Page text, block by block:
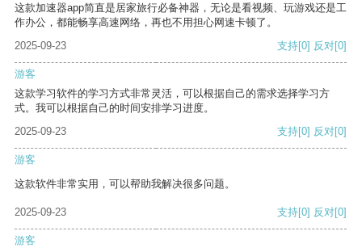
这款加速器app简直是居家旅行必备神器，无论是看视频、玩游戏还是工
作办公，都能畅享高速网络，再也不用担心网速卡顿了。
2025-09-23
支持[0] 反对[0]
游客
这款学习软件的学习方式非常灵活，可以根据自己的需求选择学习方
式。我可以根据自己的时间安排学习进度。
2025-09-23
支持[0] 反对[0]
游客
这款软件非常实用，可以帮助我解决很多问题。
2025-09-23 支持[0] 反对[0]
游客